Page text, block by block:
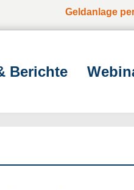
Geldanlage
Berichte